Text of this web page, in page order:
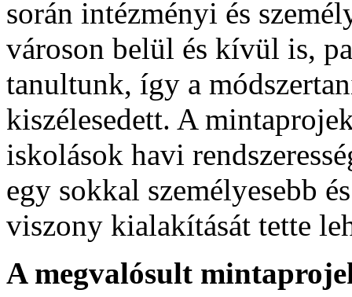
során intézményi és
városon belül és kívül is,
tanultunk, így a
kiszélesedett. A
iskolások havi
egy sokkal személyesebb
viszony kialakítását tette
A megvalósult